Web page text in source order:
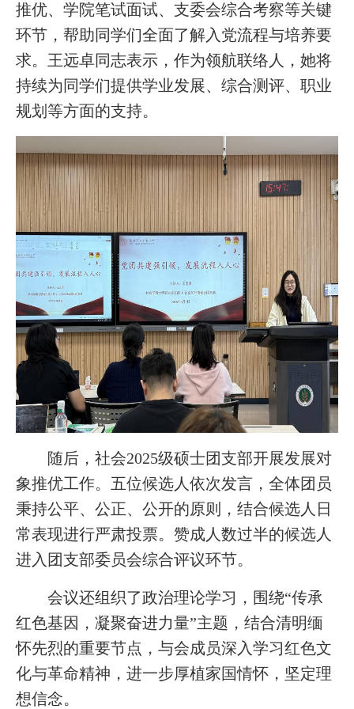
推优、学院笔试面试、支委会综合考察等关键
环节，帮助同学们全面了解入党流程与培养要
求。王远卓同志表示，作为领航联络人，她将
持续为同学们提供学业发展、综合测评、职业
规划等方面的支持。
随后，社会2025级硕士团支部开展发展对
象推优工作。五位候选人依次发言，全体团员
秉持公平、公正、公开的原则，结合候选人日
常表现进行严肃投票。赞成人数过半的候选人
进入团支部委员会综合评议环节。
会议还组织了政治理论学习，围绕“传承
红色基因，凝聚奋进力量”主题，结合清明缅
怀先烈的重要节点，与会成员深入学习红色文
化与革命精神，进一步厚植家国情怀，坚定理
想信念。